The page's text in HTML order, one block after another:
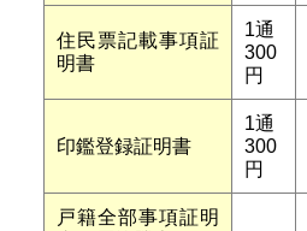
住民票記載事項証
明書
1通
300
円
印鑑登録証明書
1通
300
円
戸籍全部事項証明